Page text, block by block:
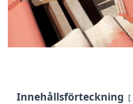
Innehållsförteckning